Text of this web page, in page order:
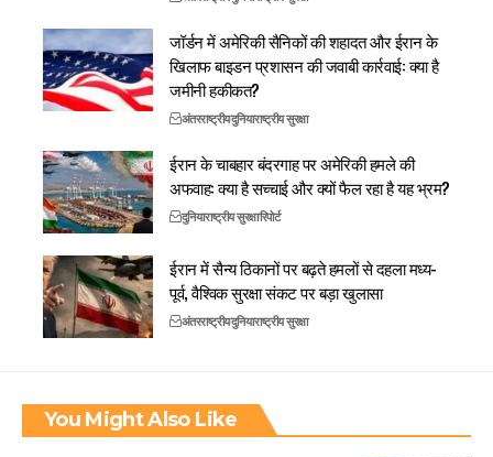
जॉर्डन में अमेरिकी सैनिकों की शहादत और ईरान के
खिलाफ बाइडन प्रशासन की जवाबी कार्रवाई: क्या है
जमीनी हकीकत?
अंतरराष्ट्रीयदुनियाराष्ट्रीय सुरक्षा
ईरान के चाबहार बंदरगाह पर अमेरिकी हमले की
अफवाह: क्या है सच्चाई और क्यों फैल रहा है यह भ्रम?
दुनियाराष्ट्रीय सुरक्षारिपोर्ट
ईरान में सैन्य ठिकानों पर बढ़ते हमलों से दहला मध्य-
पूर्व, वैश्विक सुरक्षा संकट पर बड़ा खुलासा
अंतरराष्ट्रीयदुनियाराष्ट्रीय सुरक्षा
You Might Also Like